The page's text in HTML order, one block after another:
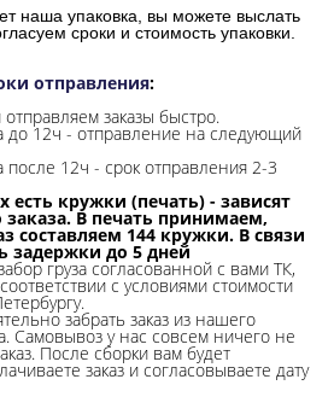
наша упаковка, вы можете выслать
сроки и стоимость упаковки.
отправления:
заказы быстро.
до 12ч - отправление на следующий
12ч - срок отправления 2-3
есть кружки (печать) - зависят
В печать принимаем,
составляем 144 кружки. В связи
задержки до 5 дней
груза согласованной с вами ТК,
с условиями стоимости
забрать заказ из нашего
Самовывоз у нас совсем ничего не
После сборки вам будет
заказ и согласовываете дату